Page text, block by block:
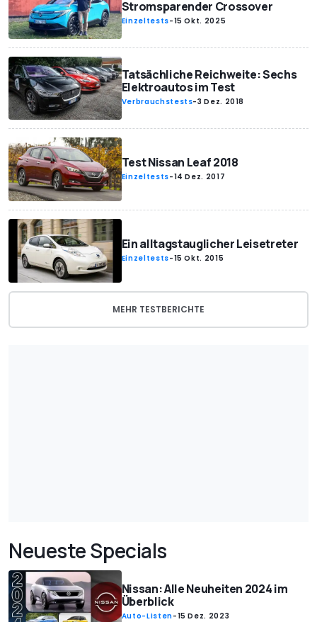
Stromsparender Crossover
Einzeltests-15 Okt. 2025
Tatsächliche Reichweite: Sechs
Elektroautos im Test
Verbrauchstests-3 Dez. 2018
Test Nissan Leaf 2018
Einzeltests-14 Dez. 2017
Ein alltagstauglicher Leisetreter
Einzeltests-15 Okt. 2015
MEHR TESTBERICHTE
Neueste Specials
Nissan: Alle Neuheiten 2024 im
Überblick
Auto-Listen-15 Dez. 2023